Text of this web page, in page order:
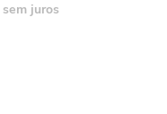
sem juros